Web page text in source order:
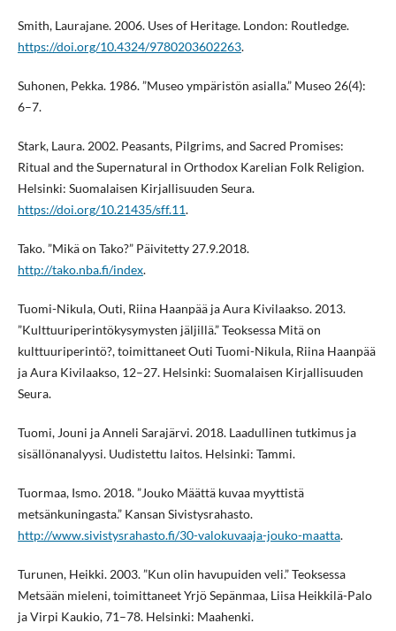
Smith, Laurajane. 2006. Uses of Heritage. London: Routledge.
https://doi.org/10.4324/9780203602263.
Suhonen, Pekka. 1986. ”Museo ympäristön asialla.” Museo 26(4):
6–7.
Stark, Laura. 2002. Peasants, Pilgrims, and Sacred Promises:
Ritual and the Supernatural in Orthodox Karelian Folk Religion.
Helsinki: Suomalaisen Kirjallisuuden Seura.
https://doi.org/10.21435/sff.11.
Tako. ”Mikä on Tako?” Päivitetty 27.9.2018.
http://tako.nba.fi/index.
Tuomi-Nikula, Outi, Riina Haanpää ja Aura Kivilaakso. 2013.
”Kulttuuriperintökysymysten jäljillä.” Teoksessa Mitä on
kulttuuriperintö?, toimittaneet Outi Tuomi-Nikula, Riina Haanpää
ja Aura Kivilaakso, 12–27. Helsinki: Suomalaisen Kirjallisuuden
Seura.
Tuomi, Jouni ja Anneli Sarajärvi. 2018. Laadullinen tutkimus ja
sisällönanalyysi. Uudistettu laitos. Helsinki: Tammi.
Tuormaa, Ismo. 2018. ”Jouko Määttä kuvaa myyttistä
metsänkuningasta.” Kansan Sivistysrahasto.
http://www.sivistysrahasto.fi/30-valokuvaaja-jouko-maatta.
Turunen, Heikki. 2003. ”Kun olin havupuiden veli.” Teoksessa
Metsään mieleni, toimittaneet Yrjö Sepänmaa, Liisa Heikkilä-Palo
ja Virpi Kaukio, 71–78. Helsinki: Maahenki.